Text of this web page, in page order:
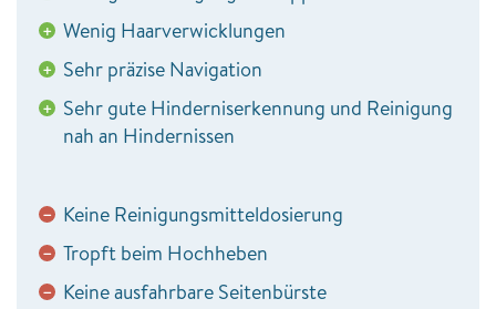
+ Wenig Haarverwicklungen
+ Sehr präzise Navigation
+ Sehr gute Hinderniserkennung und Reinigung
nah an Hindernissen
− Keine Reinigungsmitteldosierung
− Tropft beim Hochheben
− Keine ausfahrbare Seitenbürste